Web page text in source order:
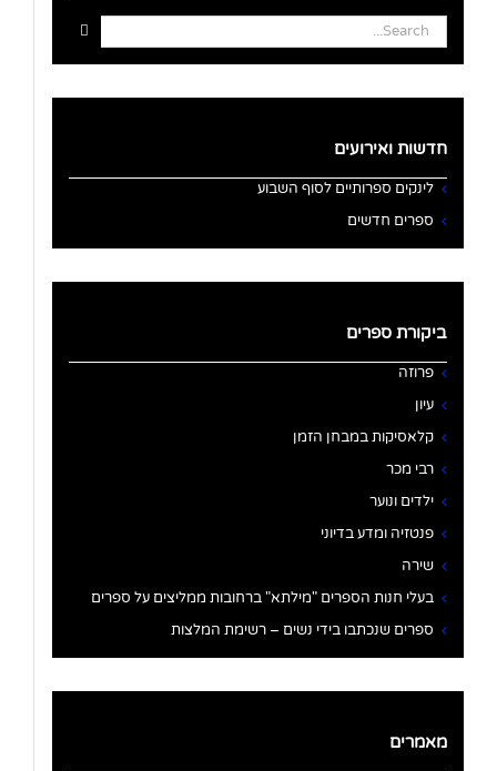
Search
for:
חדשות ואירועים
לינקים ספרותיים לסוף השבוע
ספרים חדשים
ביקורת ספרים
פרוזה
עיון
קלאסיקות במבחן הזמן
רבי מכר
ילדים ונוער
פנטזיה ומדע בדיוני
שירה
בעלי חנות הספרים "מילתא" ברחובות ממליצים על ספרים
ספרים שנכתבו בידי נשים – רשימת המלצות
מאמרים